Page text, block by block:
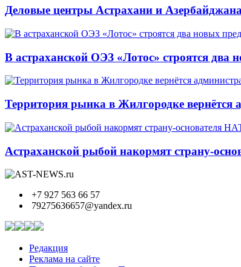
Деловые центры Астрахани и
В астраханской ОЭЗ «Лотос» строятся два
Территория рынка в Жилгородке вернётся
Астраханской рыбой накормят страну-
+7 927 563 66 57
79275636657@yandex.ru
Редакция
Реклама на сайте